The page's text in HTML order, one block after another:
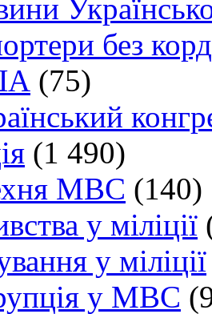
без
(75)
(1 490)
МВС (140)
у міліції
у міліції
у МВС